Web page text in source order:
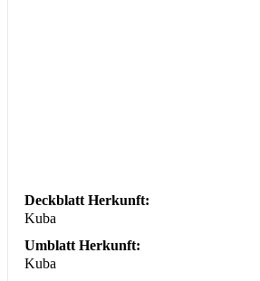
Deckblatt Herkunft:
Kuba
Umblatt Herkunft:
Kuba